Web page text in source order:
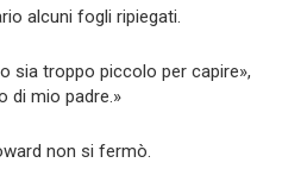
alcuni fogli ripiegati.
sia troppo piccolo per capire»,
di mio padre.»
non si fermò.